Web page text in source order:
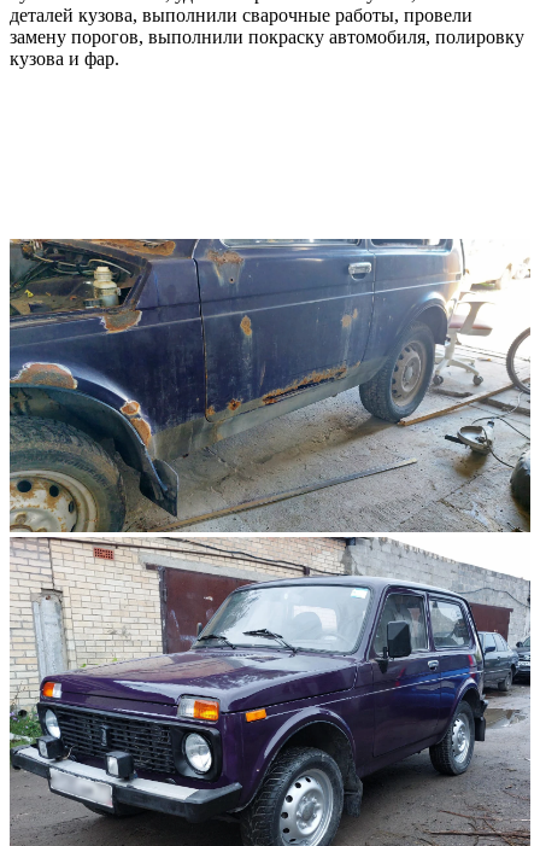
деталей кузова, выполнили сварочные работы, провели
замену порогов, выполнили покраску автомобиля, полировку
кузова и фар.